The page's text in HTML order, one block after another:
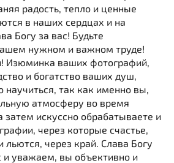
радость, тепло и ценные
в наших сердцах и на
Богу за вас! Будьте
нужном и важном труде!
Изюминка ваших фотографий,
и богатство ваших душ,
так как именно вы,
атмосферу во время
затем искуссно обрабатываете и
через которые счастье,
льются, через край. Слава Богу
и уважаем, вы объективно и